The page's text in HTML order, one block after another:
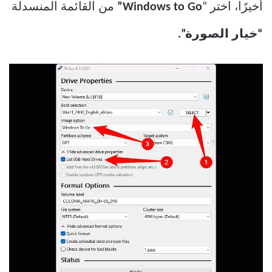
أخيرًا، اختر “Windows to Go” من القائمة المنسدلة
“خيار الصورة”.